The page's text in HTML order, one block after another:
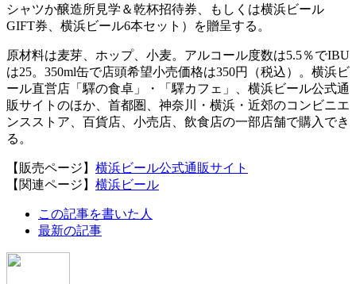
シャツか醸造所見学＆乾杯招待券、もしくは横浜ビール
GIFT券、横浜ビール6本セット）を贈呈する。
原材料は麦芽、ホップ、小麦。アルコール度数は5.5％でIBU
は25。350ml缶で店頭希望小売価格は350円（税込）。横浜ビ
ール直営店「驛の食卓」・「驛カフェ」、横浜ビール公式通
販サイトのほか、首都圏、神奈川・横浜・近郊のコンビニエ
ンスストア、百貨店、小売店、飲食店の一部店舗で購入でき
る。
【販売ページ】 横浜ビール公式通販サイト
【関連ページ】 横浜ビール
following
tabs
change
この記事を書いた人
最新の記事